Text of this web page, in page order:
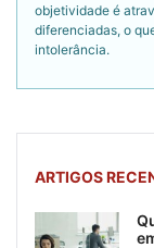
objetividade é
diferenciadas, o
intolerância.
ARTIGOS